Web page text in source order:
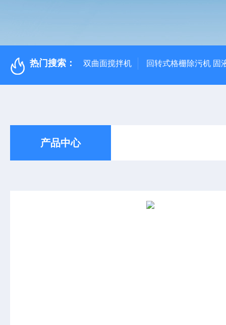
热门搜索： 双曲面搅拌机 回转式格栅除污机 固
产品中心